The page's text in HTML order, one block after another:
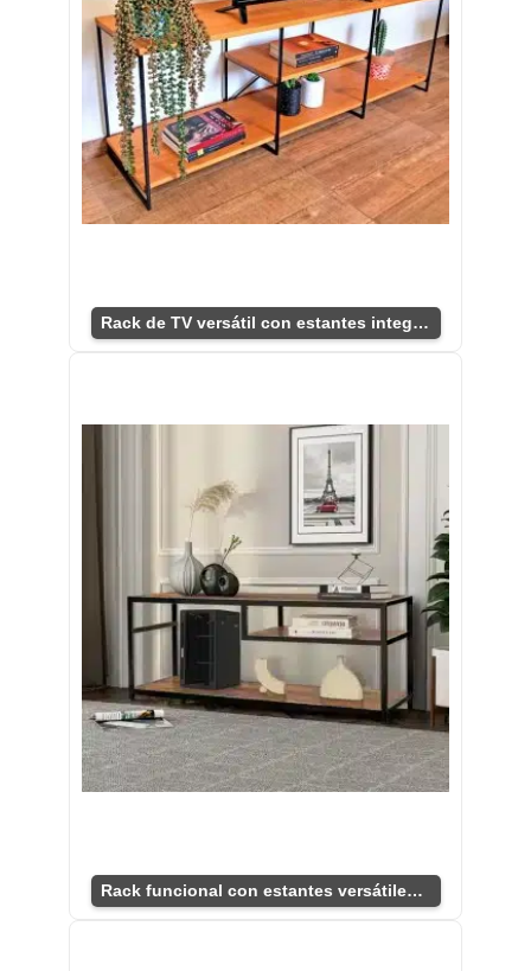
Rack de TV versátil con estantes integrados
Rack funcional con estantes versátiles para TV